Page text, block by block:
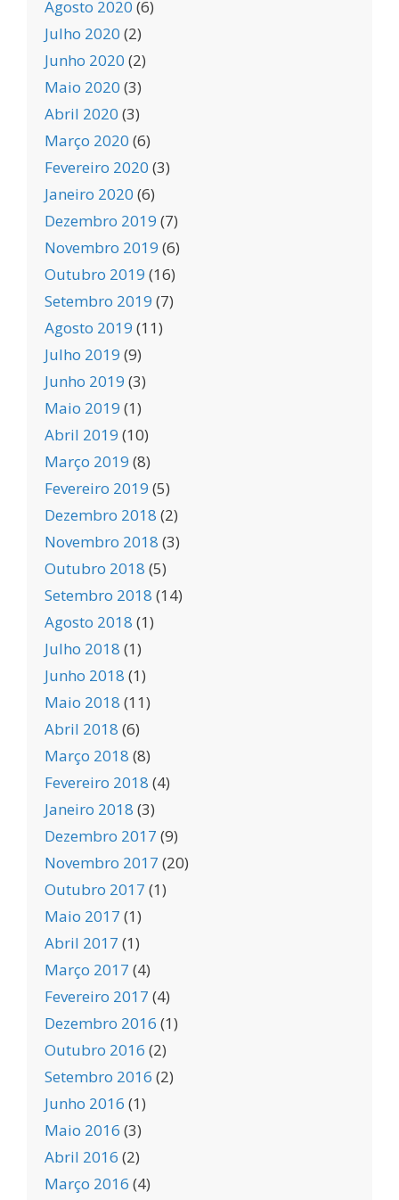
Agosto 2020 (6)
Julho 2020 (2)
Junho 2020 (2)
Maio 2020 (3)
Abril 2020 (3)
Março 2020 (6)
Fevereiro 2020 (3)
Janeiro 2020 (6)
Dezembro 2019 (7)
Novembro 2019 (6)
Outubro 2019 (16)
Setembro 2019 (7)
Agosto 2019 (11)
Julho 2019 (9)
Junho 2019 (3)
Maio 2019 (1)
Abril 2019 (10)
Março 2019 (8)
Fevereiro 2019 (5)
Dezembro 2018 (2)
Novembro 2018 (3)
Outubro 2018 (5)
Setembro 2018 (14)
Agosto 2018 (1)
Julho 2018 (1)
Junho 2018 (1)
Maio 2018 (11)
Abril 2018 (6)
Março 2018 (8)
Fevereiro 2018 (4)
Janeiro 2018 (3)
Dezembro 2017 (9)
Novembro 2017 (20)
Outubro 2017 (1)
Maio 2017 (1)
Abril 2017 (1)
Março 2017 (4)
Fevereiro 2017 (4)
Dezembro 2016 (1)
Outubro 2016 (2)
Setembro 2016 (2)
Junho 2016 (1)
Maio 2016 (3)
Abril 2016 (2)
Março 2016 (4)